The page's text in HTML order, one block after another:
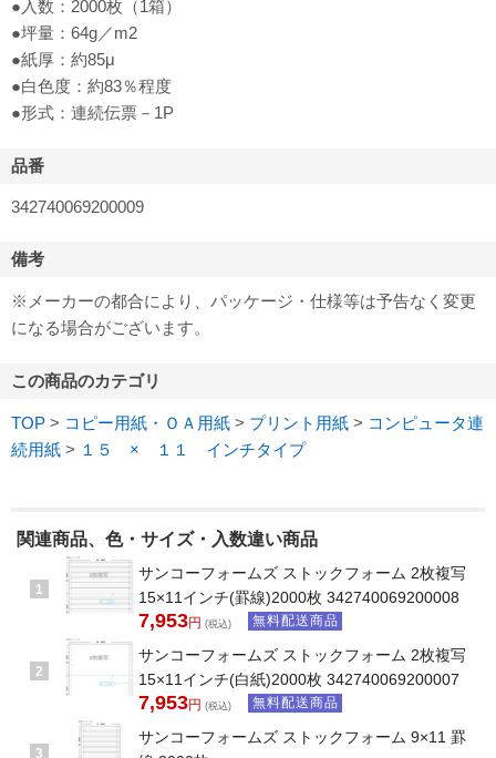
●入数：2000枚（1箱）
●坪量：64g／m2
●紙厚：約85μ
●白色度：約83％程度
●形式：連続伝票－1P
品番
342740069200009
備考
※メーカーの都合により、パッケージ・仕様等は予告なく変更
になる場合がございます。
この商品のカテゴリ
TOP > コピー用紙・ＯＡ用紙 > プリント用紙 > コンピュータ連
続用紙 > １５ × １１ インチタイプ
関連商品、色・サイズ・入数違い商品
1
サンコーフォームズ ストックフォーム 2枚複写
15×11インチ(罫線)2000枚 342740069200008
7,953円 (税込) 無料配送商品
2
サンコーフォームズ ストックフォーム 2枚複写
15×11インチ(白紙)2000枚 342740069200007
7,953円 (税込) 無料配送商品
3
サンコーフォームズ ストックフォーム 9×11 罫